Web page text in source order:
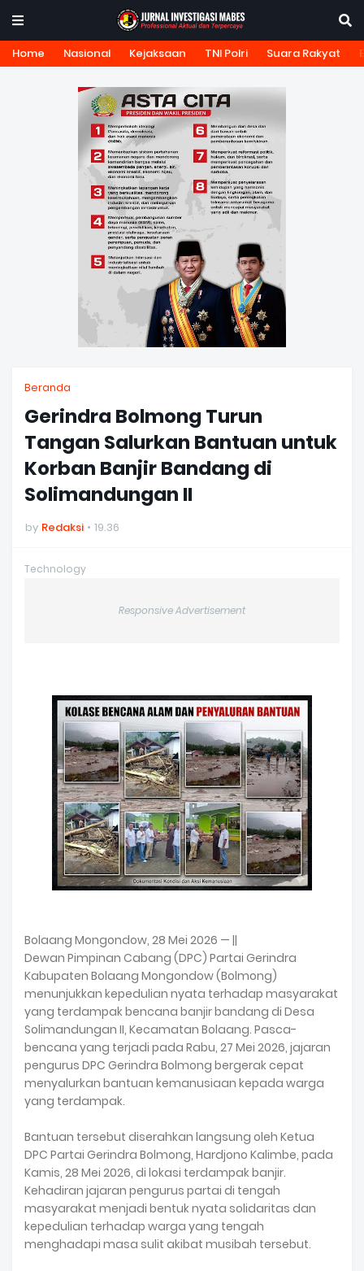
Home Nasional Kejaksaan TNI Polri Suara Rakyat
Beranda
Gerindra Bolmong Turun
Tangan Salurkan Bantuan untuk
Korban Banjir Bandang di
Solimandungan II
by Redaksi 19.36
Technology
Responsive Advertisement
Bolaang Mongondow, 28 Mei 2026 — ||
Dewan Pimpinan Cabang (DPC) Partai Gerindra
Kabupaten Bolaang Mongondow (Bolmong)
menunjukkan kepedulian nyata terhadap masyarakat
yang terdampak bencana banjir bandang di Desa
Solimandungan II, Kecamatan Bolaang. Pasca-
bencana yang terjadi pada Rabu, 27 Mei 2026, jajaran
pengurus DPC Gerindra Bolmong bergerak cepat
menyalurkan bantuan kemanusiaan kepada warga
yang terdampak.
Bantuan tersebut diserahkan langsung oleh Ketua
DPC Partai Gerindra Bolmong, Hardjono Kalimbe, pada
Kamis, 28 Mei 2026, di lokasi terdampak banjir.
Kehadiran jajaran pengurus partai di tengah
masyarakat menjadi bentuk nyata solidaritas dan
kepedulian terhadap warga yang tengah
menghadapi masa sulit akibat musibah tersebut.